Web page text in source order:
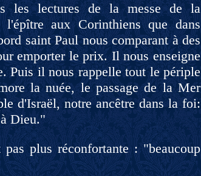
les lectures de la messe de la
l'épître aux Corinthiens que dans
saint Paul nous comparant à des
emporter le prix. Il nous enseigne
Puis il nous rappelle tout le périple
la nuée, le passage de la Mer
d'Israël, notre ancêtre dans la foi:
Dieu."
plus réconfortante : "beaucoup